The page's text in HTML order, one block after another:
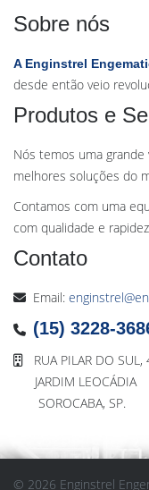
Sobre nós
A Enginstrel
desde então veio
Produtos e
Nós temos uma grande
melhores soluções do
Contamos com uma
com qualidade e
Contato
Email:
(15) 3228-
RUA PILAR DO SUL,
JARDIM LEOCÁDIA
SOROCABA, SP.
© 2026 Enginstrel